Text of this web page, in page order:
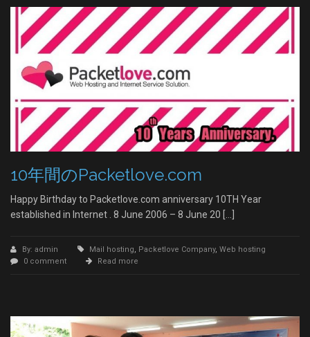
10年間のPacketlove.com
Happy Birthday to Packetlove.com anniversary 10TH Year
established in Internet . 8 June 2006 – 8 June 20 […]
By: admin Mail hosting, Packetlove Company, Web hosting
0 comment
Read more